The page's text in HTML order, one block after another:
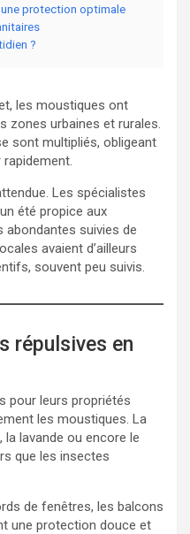
protection optimale
?
les moustiques ont
zones urbaines et rurales.
sont multipliés, obligeant
Les spécialistes
été propice aux
abondantes suivies de
avaient d’ailleurs
souvent peu suivis.
répulsives en
pour leurs propriétés
les moustiques. La
la lavande ou encore le
que les insectes
de fenêtres, les balcons
une protection douce et